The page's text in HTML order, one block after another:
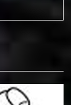
。
③Red
を選択